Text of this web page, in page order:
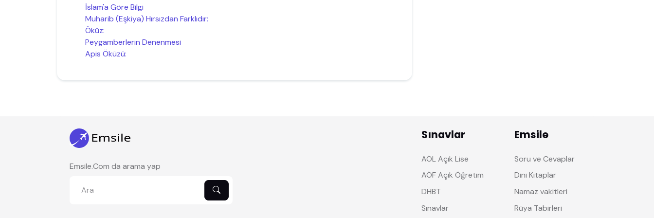
İslam'a Göre Bilgi
Muharib (Eşkiya) Hırsızdan Farklıdır:
Öküz:
Peygamberlerin Denenmesi
Apis Öküzü:
Emsile.Com da arama yap
Sınavlar
AÖL Açık Lise
AÖF Açık Öğretim
DHBT
Sınavlar
Emsile
Soru ve Cevaplar
Dini Kitaplar
Namaz vakitleri
Rüya Tabirleri